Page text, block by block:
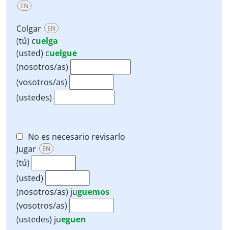
EN
Colgar EN
(tú) cuelga
(usted) cuelgue
(nosotros/as)
(vosotros/as)
(ustedes)
No es necesario revisarlo
Jugar
EN
(tú)
(usted)
(nosotros/as) juguemos
(vosotros/as)
(ustedes) jueguen